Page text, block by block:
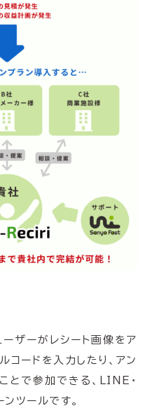
ーザーがレシート画像をア
コードを入力したり、アン
とで参加できる、LINE・
ツールです。